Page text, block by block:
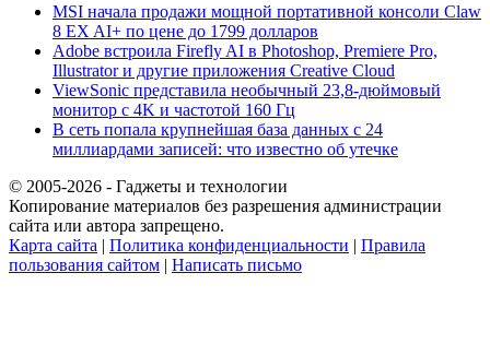
MSI начала продажи мощной портативной консоли Claw
8 EX AI+ по цене до 1799 долларов
Adobe встроила Firefly AI в Photoshop, Premiere Pro,
Illustrator и другие приложения Creative Cloud
ViewSonic представила необычный 23,8-дюймовый
монитор с 4K и частотой 160 Гц
В сеть попала крупнейшая база данных с 24
миллиардами записей: что известно об утечке
© 2005-2026 - Гаджеты и технологии
Копирование материалов без разрешения администрации
сайта или автора запрещено.
Карта сайта | Политика конфиденциальности | Правила
пользования сайтом | Написать письмо